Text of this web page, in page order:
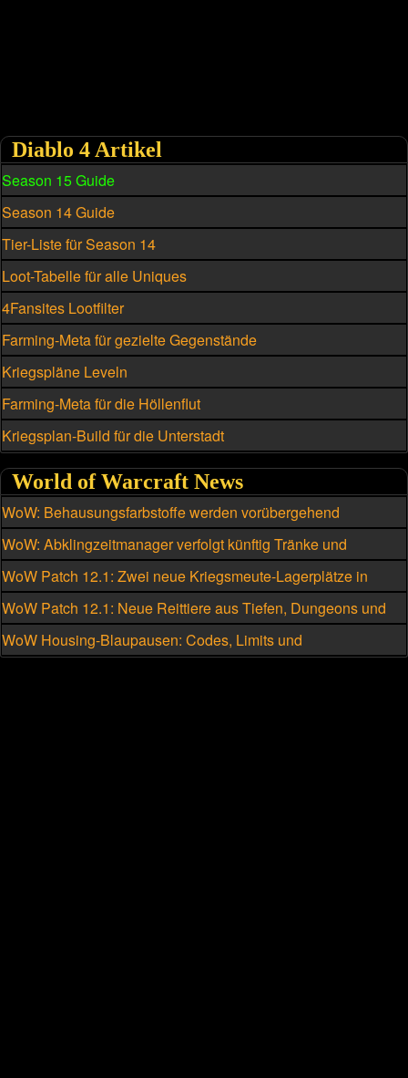
Diablo 4 Artikel
Season 15 Guide
Season 14 Guide
Tier-Liste für Season 14
Loot-Tabelle für alle Uniques
4Fansites Lootfilter
Farming-Meta für gezielte Gegenstände
Kriegspläne Leveln
Farming-Meta für die Höllenflut
Kriegsplan-Build für die Unterstadt
World of Warcraft News
WoW: Behausungsfarbstoffe werden vorübergehend
kriegsmeutengebunden
WoW: Abklingzeitmanager verfolgt künftig Tränke und
Schmuckstücke
WoW Patch 12.1: Zwei neue Kriegsmeute-Lagerplätze in
Silbermond freischalten
WoW Patch 12.1: Neue Reittiere aus Tiefen, Dungeons und
Raids
WoW Housing-Blaupausen: Codes, Limits und
Einschränkungen